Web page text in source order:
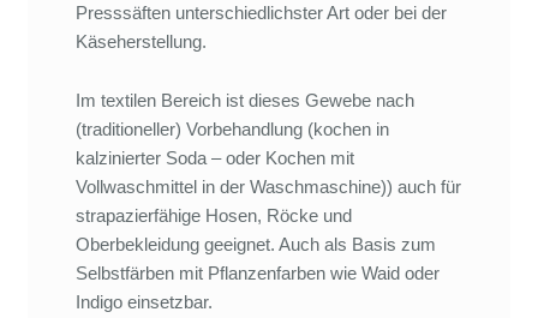
Presssäften unterschiedlichster Art oder bei der
Käseherstellung.
Im textilen Bereich ist dieses Gewebe nach
(traditioneller) Vorbehandlung (kochen in
kalzinierter Soda – oder Kochen mit
Vollwaschmittel in der Waschmaschine)) auch für
strapazierfähige Hosen, Röcke und
Oberbekleidung geeignet. Auch als Basis zum
Selbstfärben mit Pflanzenfarben wie Waid oder
Indigo einsetzbar.